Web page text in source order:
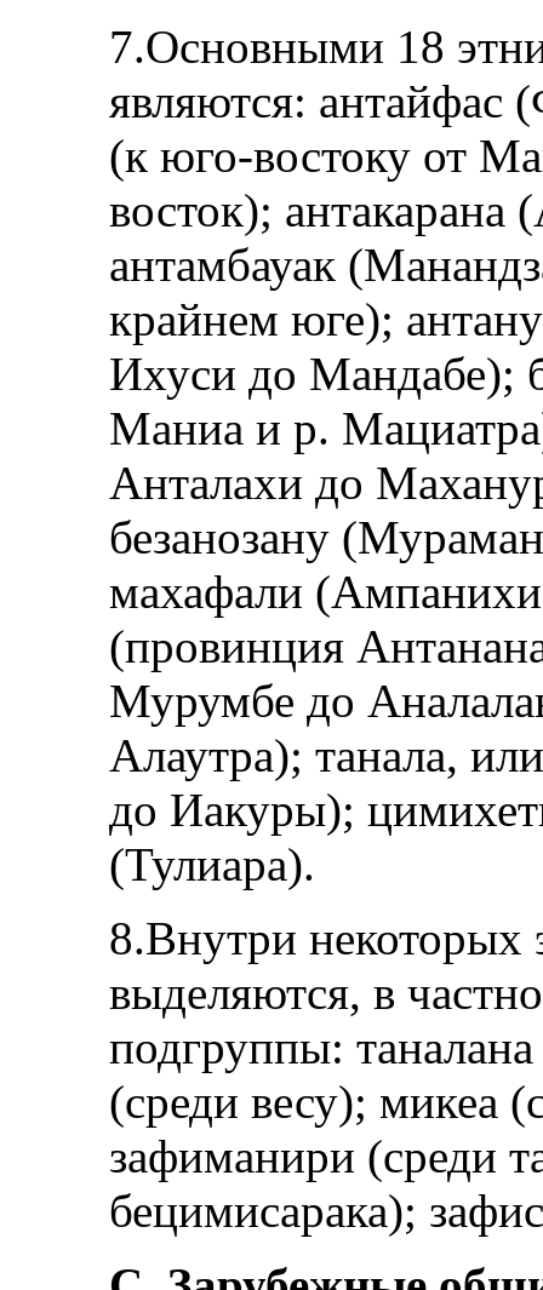
7.Основными 18
являются: антайфас
(к юго-востоку от
восток);
антамбауак
крайнем юге);
Ихуси до Мандабе);
Маниа и р.
Анталахи до
безанозану
махафали
(провинция
Мурумбе до
Алаутра); танала,
до Иакуры);
(Тулиара).
8.Внутри некоторых
выделяются, в
подгруппы:
(среди весу); микеа
зафиманири (среди
бецимисарака);